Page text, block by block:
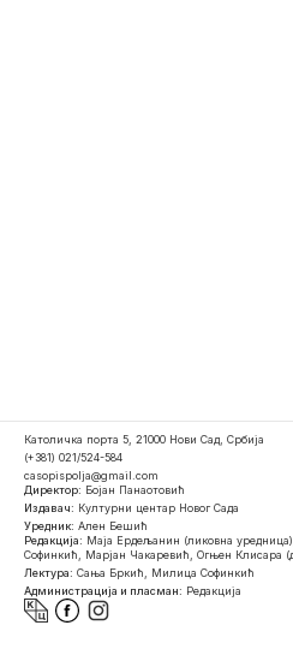
Католичка порта 5, 21000 Нови Сад, Србија
(+381) 021/524-584
casopispolja@gmail.com
Директор: Бојан Панаотовић
Издавач: Културни центар Новог Сада
Уредник: Ален Бешић
Редакција: Маја Ердељанин (ликовна
Софинкић, Марјан Чакаревић, Огњен Клисара
Лектура: Сања Бркић, Милица Софинкић
Администрација и пласман: Редакција